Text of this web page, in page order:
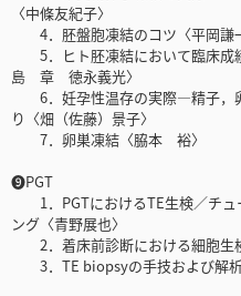
〈中條友紀子〉
4．胚盤胞凍結のコツ〈平岡謙
5．ヒト胚凍結において臨床成
島 章 徳永義光〉
6．妊孕性温存の実際―精子，
り〈畑（佐藤）景子〉
7．卵巣凍結〈脇本 裕〉
❾PGT
1．PGTにおけるTE生検／チュ
ング〈青野展也〉
2．着床前診断における細胞生
3．TE biopsyの手技および解